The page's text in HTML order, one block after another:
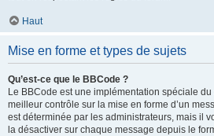
Haut
Mise en forme et types de sujets
Qu’est-ce que le BBCode ?
Le BBCode est une implémentation spéciale
meilleur contrôle sur la mise en forme d’un
est déterminée par les administrateurs, mais il
la désactiver sur chaque message depuis le